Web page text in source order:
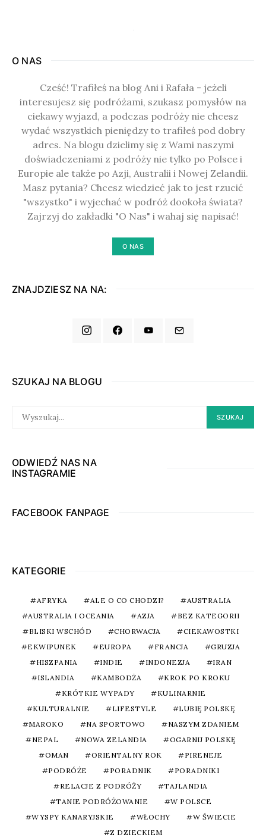
O NAS
Cześć! Trafiłeś na blog Ani i Rafała - jeżeli
interesujesz się podróżami, szukasz pomysłów na
ciekawy wyjazd, a podczas podróży nie chcesz
wydać wszystkich pieniędzy to trafiłeś pod dobry
adres. Na blogu dzielimy się z Wami naszymi
doświadczeniami z podróży nie tylko po Polsce i
Europie ale także po Azji, Australii i Nowej Zelandii.
Masz pytania? Chcesz wiedzieć jak to jest rzucić
"wszystko" i wyjechać w podróż dookoła świata?
Zajrzyj do zakładki "O Nas" i wahaj się napisać!
O NAS
ZNAJDZIESZ NA NA:
SZUKAJ NA BLOGU
FOR:
SZUKAJ
ODWIEDŹ NAS NA
INSTAGRAMIE
FACEBOOK FANPAGE
KATEGORIE
AFRYKA ALE O CO CHODZI?
AUSTRALIA
AUSTRALIA I OCEANIA
AZJA
BEZ KATEGORII
BLISKI WSCHÓD
CHORWACJA
CIEKAWOSTKI
EKWIPUNEK
EUROPA FRANCJA
GRUZJA
HISZPANIA
INDIE INDONEZJA
IRAN
ISLANDIA
KAMBODŻA
KROK PO KROKU
KRÓTKIE WYPADY
KULINARNIE
KULTURALNIE
LIFESTYLE
LUBIĘ POLSKĘ
MAROKO
NA SPORTOWO
NASZYM ZDANIEM
NEPAL
NOWA ZELANDIA
OGARNIJ POLSKĘ
OMAN
ORIENTALNY ROK
PIRENEJE
PODRÓŻE
PORADNIK
PORADNIKI
RELACJE Z PODRÓŻY
TAJLANDIA
TANIE PODRÓŻOWANIE
W POLSCE
WYSPY KANARYJSKIE
WŁOCHY
W ŚWIECIE
Z DZIECKIEM